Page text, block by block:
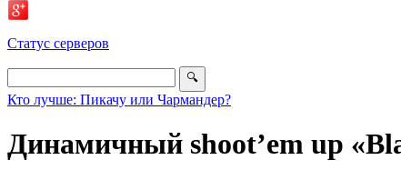
Статус серверов
Кто лучше: Пикачу или Чармандер?
Динамичный shoot’em up